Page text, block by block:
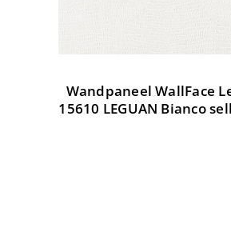
Wandpaneel WallFace
15610 LEGUAN Bianco